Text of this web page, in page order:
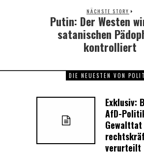
NÄCHSTE STORY
Next
post:
Putin: Der Westen
satanischen
kontrolliert
DIE NEUESTEN VON
Exklusiv:
AfD-
Gewalttat
verurteilt